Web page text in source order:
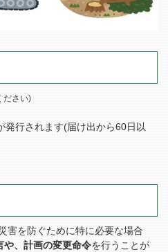
ださい)
発行されます(届け出から60日以
害を防ぐために特に必要な場合
や、計画の変更命令を行うことが